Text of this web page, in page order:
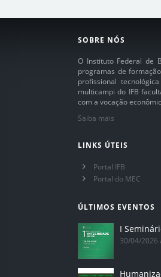
SOBRE NÓS
O Instituto Federal de
programas de
profissional
multicampi do IFB
com a vocação
Saiba mais
LINKS ÚTEIS
Portal IFB
Portal do MEC
ÚLTIMOS EVENTOS
I
30/04/2026